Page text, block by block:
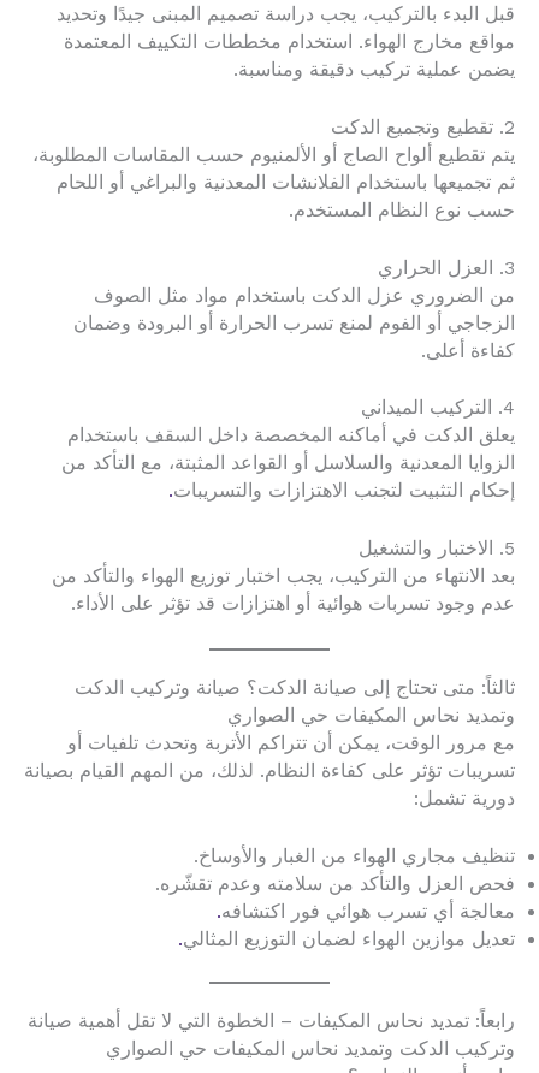
قبل البدء بالتركيب، يجب دراسة تصميم المبنى جيدًا وتحديد
مواقع مخارج الهواء. استخدام مخططات التكييف المعتمدة
يضمن عملية تركيب دقيقة ومناسبة.
2. تقطيع وتجميع الدكت
يتم تقطيع ألواح الصاج أو الألمنيوم حسب المقاسات المطلوبة،
ثم تجميعها باستخدام الفلانشات المعدنية والبراغي أو اللحام
حسب نوع النظام المستخدم.
3. العزل الحراري
من الضروري عزل الدكت باستخدام مواد مثل الصوف
الزجاجي أو الفوم لمنع تسرب الحرارة أو البرودة وضمان
كفاءة أعلى.
4. التركيب الميداني
يعلق الدكت في أماكنه المخصصة داخل السقف باستخدام
الزوايا المعدنية والسلاسل أو القواعد المثبتة، مع التأكد من
إحكام التثبيت لتجنب الاهتزازات والتسريبات.
5. الاختبار والتشغيل
بعد الانتهاء من التركيب، يجب اختبار توزيع الهواء والتأكد من
عدم وجود تسربات هوائية أو اهتزازات قد تؤثر على الأداء.
ثالثاً: متى تحتاج إلى صيانة الدكت؟ صيانة وتركيب الدكت
وتمديد نحاس المكيفات حي الصواري
مع مرور الوقت، يمكن أن تتراكم الأتربة وتحدث تلفيات أو
تسريبات تؤثر على كفاءة النظام. لذلك، من المهم القيام بصيانة
دورية تشمل:
تنظيف مجاري الهواء من الغبار والأوساخ.
فحص العزل والتأكد من سلامته وعدم تقشّره.
معالجة أي تسرب هوائي فور اكتشافه.
تعديل موازين الهواء لضمان التوزيع المثالي.
رابعاً: تمديد نحاس المكيفات – الخطوة التي لا تقل أهمية صيانة
وتركيب الدكت وتمديد نحاس المكيفات حي الصواري